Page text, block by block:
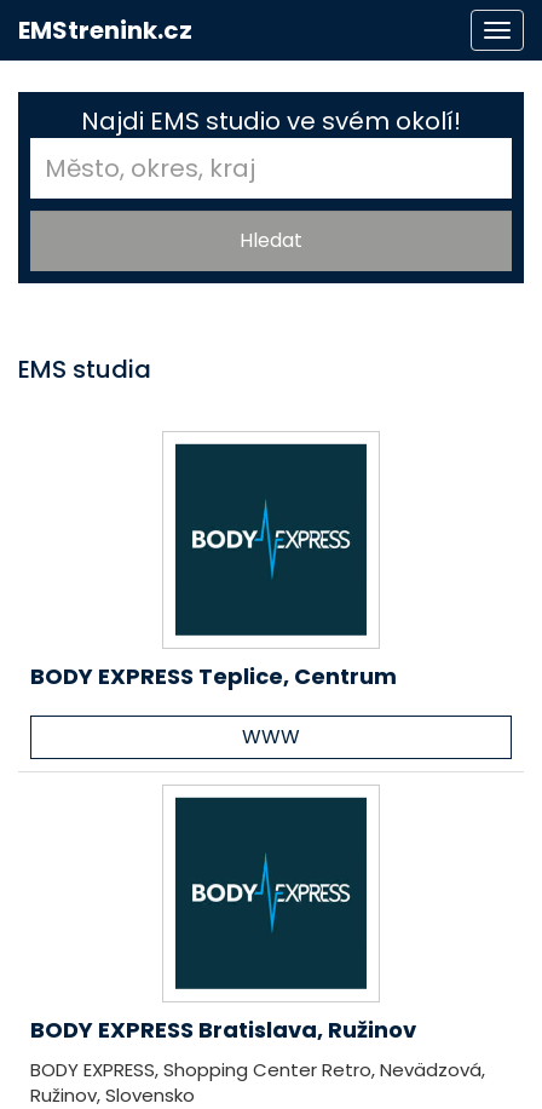
EMStrenink.cz
Najdi EMS studio ve svém okolí!
EMS studia
BODY EXPRESS Teplice, Centrum
WWW
BODY EXPRESS Bratislava, Ružinov
BODY EXPRESS, Shopping Center Retro, Nevädzová,
Ružinov, Slovensko